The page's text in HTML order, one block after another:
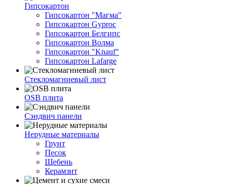
Гипсокартон
Гипсокартон "Магма"
Гипсокартон Gyproc
Гипсокартон Белгипс
Гипсокартон Волма
Гипсокартон "Knauf"
Гипсокартон Lafarge
Стекломагниевый лист
OSB плита
Сэндвич панели
Нерудные материалы
Грунт
Песок
Щебень
Керамзит